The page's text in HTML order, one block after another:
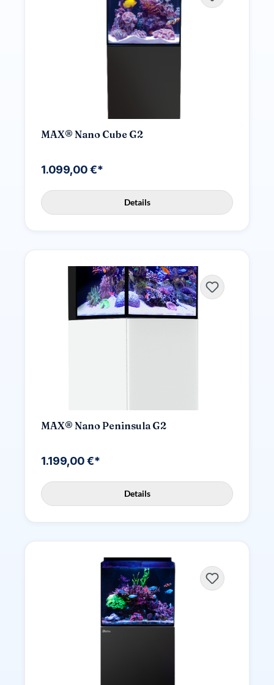
MAX® Nano Cube G2
1.099,00 €*
Details
MAX® Nano Peninsula G2
1.199,00 €*
Details